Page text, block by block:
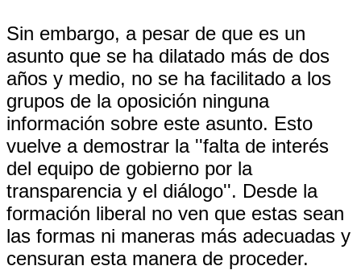
Sin embargo, a pesar de que es un
asunto que se ha dilatado más de dos
años y medio, no se ha facilitado a los
grupos de la oposición ninguna
información sobre este asunto. Esto
vuelve a demostrar la ''falta de interés
del equipo de gobierno por la
transparencia y el diálogo''. Desde la
formación liberal no ven que estas sean
las formas ni maneras más adecuadas y
censuran esta manera de proceder.